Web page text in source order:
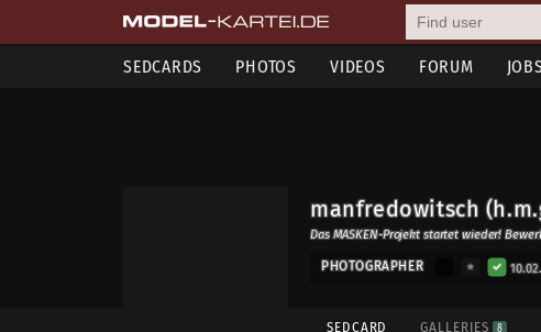
SEDCARDS PHOTOS VIDEOS FORUM
manfredowitsch
Das MASKEN-Projekt startet wieder!
PHOTOGRAPHER
SEDCARD GALLERIES 8